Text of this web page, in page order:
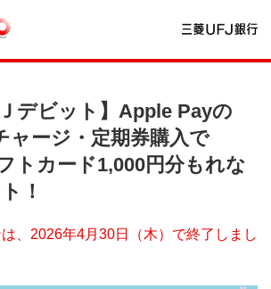
Ｊデビット】Apple Payの
ャージ・定期券購入で
トカード1,000円分もれな
！
、2026年4月30日（木）で終了しまし